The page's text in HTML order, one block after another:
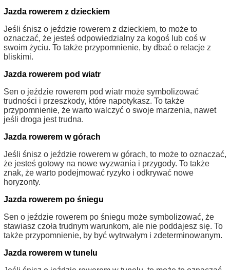
Jazda rowerem z dzieckiem
Jeśli śnisz o jeździe rowerem z dzieckiem, to może to
oznaczać, że jesteś odpowiedzialny za kogoś lub coś w
swoim życiu. To także przypomnienie, by dbać o relacje z
bliskimi.
Jazda rowerem pod wiatr
Sen o jeździe rowerem pod wiatr może symbolizować
trudności i przeszkody, które napotykasz. To także
przypomnienie, że warto walczyć o swoje marzenia, nawet
jeśli droga jest trudna.
Jazda rowerem w górach
Jeśli śnisz o jeździe rowerem w górach, to może to oznaczać,
że jesteś gotowy na nowe wyzwania i przygody. To także
znak, że warto podejmować ryzyko i odkrywać nowe
horyzonty.
Jazda rowerem po śniegu
Sen o jeździe rowerem po śniegu może symbolizować, że
stawiasz czoła trudnym warunkom, ale nie poddajesz się. To
także przypomnienie, by być wytrwałym i zdeterminowanym.
Jazda rowerem w tunelu